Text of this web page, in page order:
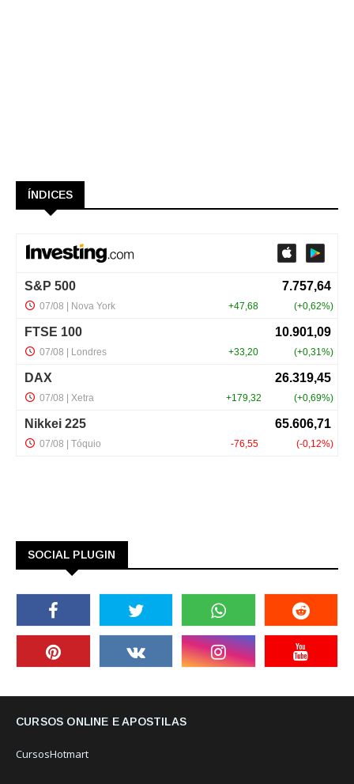
ÍNDICES
SOCIAL PLUGIN
CURSOS ONLINE E APOSTILAS
CursosHotmart